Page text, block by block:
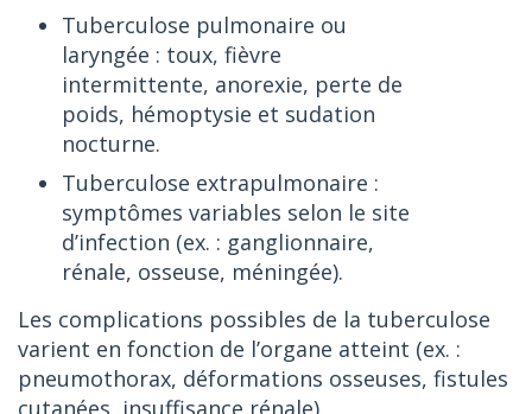
Tuberculose pulmonaire ou
laryngée : toux, fièvre
intermittente, anorexie, perte de
poids, hémoptysie et sudation
nocturne.
Tuberculose extrapulmonaire :
symptômes variables selon le site
d’infection (ex. : ganglionnaire,
rénale, osseuse, méningée).
Les complications possibles de la tuberculose
varient en fonction de l’organe atteint (ex. :
pneumothorax, déformations osseuses, fistules
cutanées, insuffisance rénale).